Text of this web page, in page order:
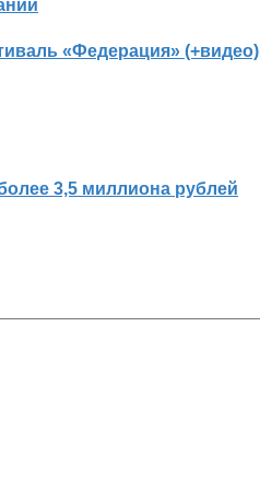
«Федерация» (+видео)
3,5 миллиона рублей